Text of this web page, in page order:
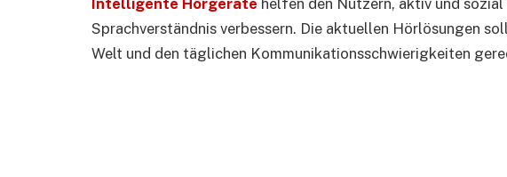
Intelligente Hörgeräte helfen den Nutzern, aktiv und
Sprachverständnis verbessern. Die aktuellen Hörlösungen
Welt und den täglichen Kommunikationsschwierigkeiten